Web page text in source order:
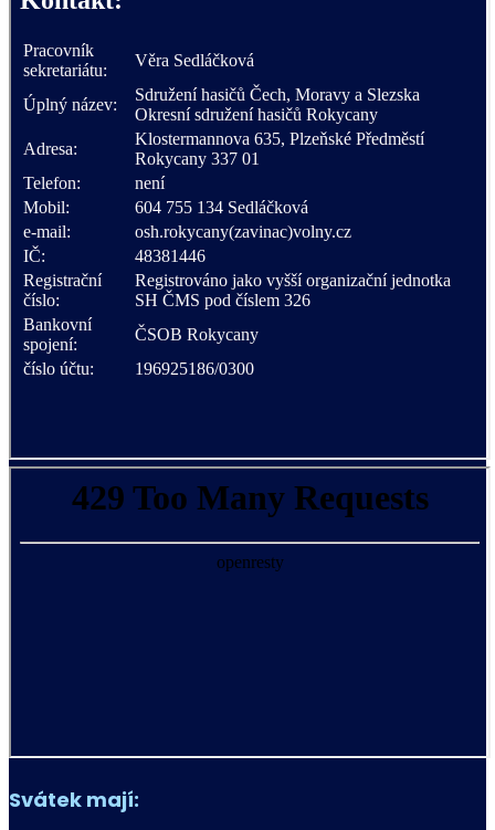
Svátek mají: